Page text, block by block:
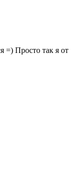
=) Просто так я от